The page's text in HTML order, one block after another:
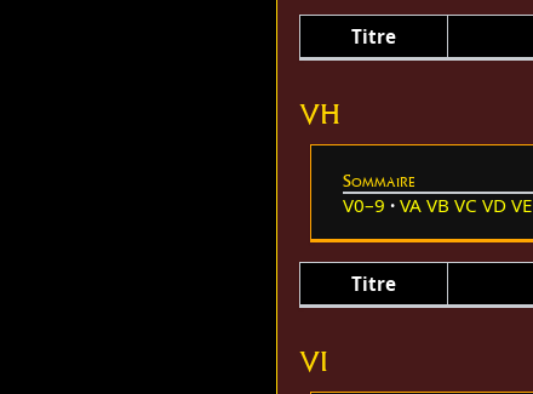
Titre
VH
Sommaire
V0–9 VA VB VC VD VE
Titre
VI